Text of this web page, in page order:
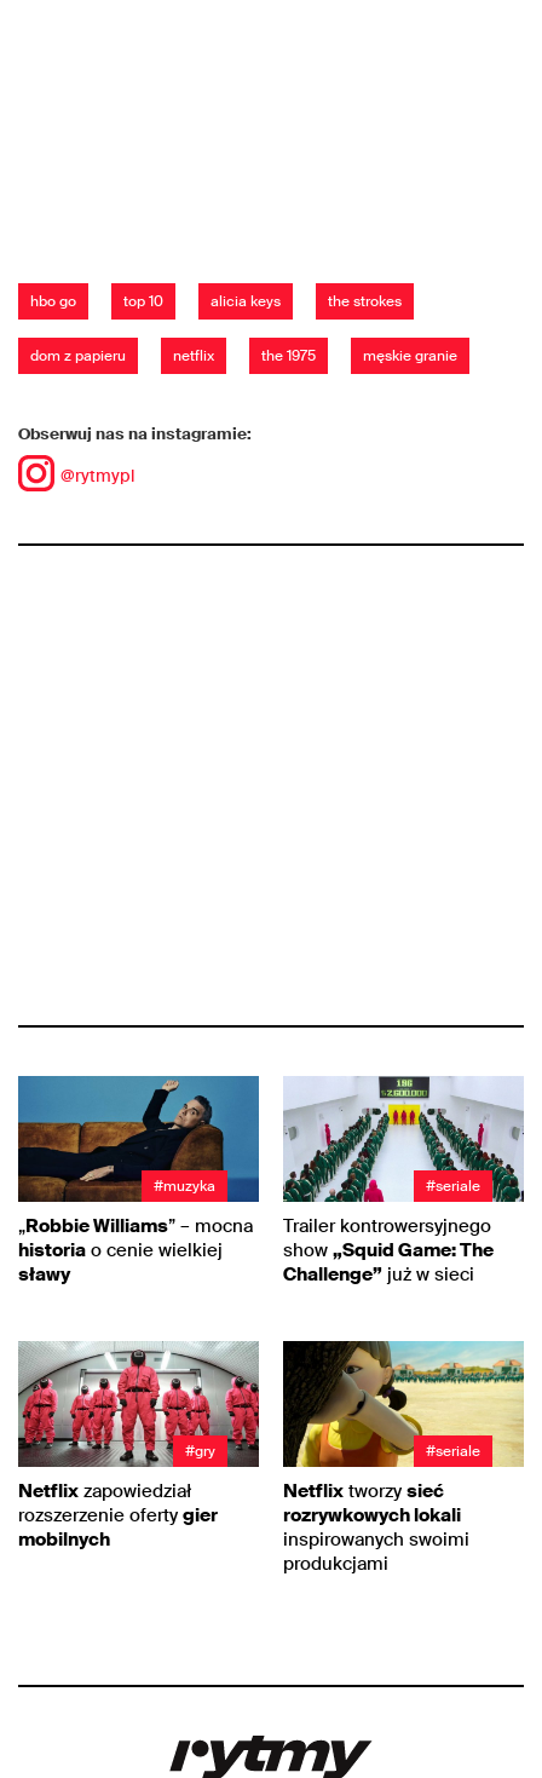
hbo go top 10 alicia keys the strokes
dom z papieru netflix the 1975 męskie granie
Obserwuj nas na instagramie:
@rytmypl
#muzyka
„Robbie Williams” – mocna
historia o cenie wielkiej
sławy
#seriale
Trailer kontrowersyjnego
show „Squid Game: The
Challenge” już w sieci
#gry
Netflix zapowiedział
rozszerzenie oferty gier
mobilnych
#seriale
Netflix tworzy sieć
rozrywkowych lokali
inspirowanych swoimi
produkcjami